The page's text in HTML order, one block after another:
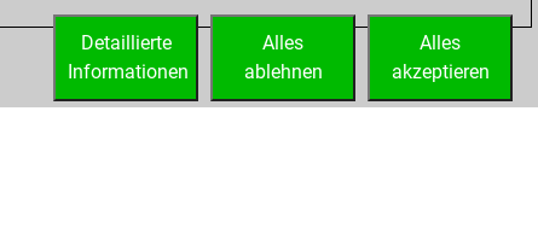
Alles
akzeptieren
Alles
ablehnen
Detaillierte
Informationen